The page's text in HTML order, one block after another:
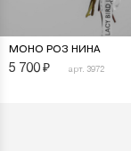
МОНО РОЗ НИНА
5 700₽ арт. 3972